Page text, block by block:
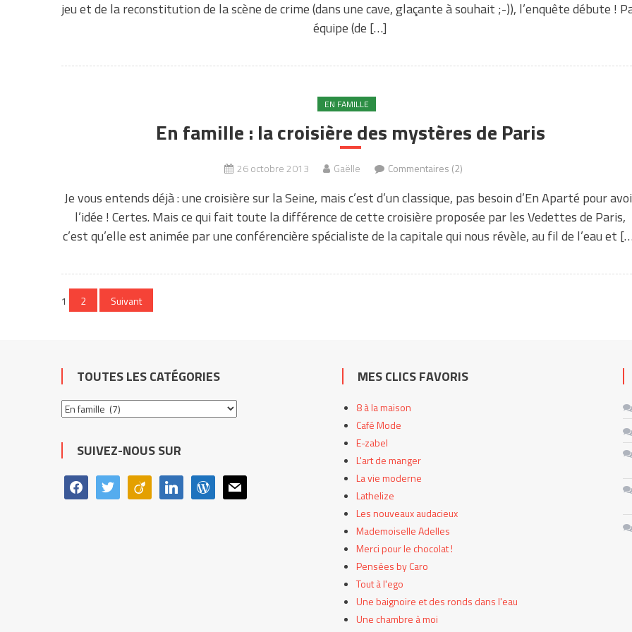
jeu et de la reconstitution de la scène de crime (dans une cave, glaçante à souhait ;-)), l’enquête débute !
équipe (de […]
EN FAMILLE
En famille : la croisière des mystères de Paris
26 octobre 2013 Gaëlle Commentaires (2)
Je vous entends déjà : une croisière sur la Seine, mais c’est d’un classique, pas besoin d’En Aparté pour
l’idée ! Certes. Mais ce qui fait toute la différence de cette croisière proposée par les Vedettes de Paris,
c’est qu’elle est animée par une conférencière spécialiste de la capitale qui nous révèle, au fil de l’eau et
Navigation
1 2 Suivant
TOUTES LES CATÉGORIES
Toutes
catégories
SUIVEZ-NOUS SUR
facebooktwitter viadeo linkedin wordpress
mail
MES CLICS FAVORIS
8 à la maison
Café Mode
E-zabel
L'art de manger
La vie moderne
Lathelize
Les nouveaux audacieux
Mademoiselle Adelles
Merci pour le chocolat !
Pensées by Caro
Tout à l'ego
Une baignoire et des ronds dans l'eau
Une chambre à moi